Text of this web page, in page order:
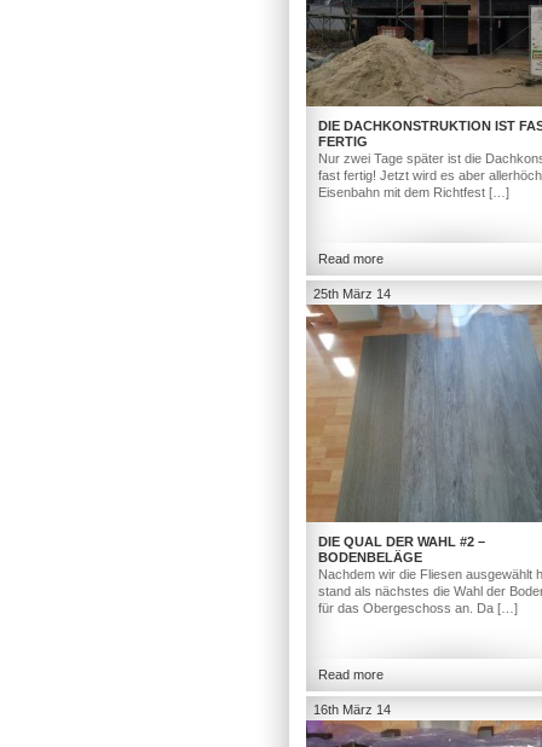
DIE DACHKONSTRUKTION IST
FERTIG
Nur zwei Tage später ist die
fast fertig! Jetzt wird es aber
Eisenbahn mit dem Richtfest […]
Read more
25th März 14
DIE QUAL DER WAHL #2 –
BODENBELÄGE
Nachdem wir die Fliesen ausgewählt
stand als nächstes die Wahl der
für das Obergeschoss an. Da […]
Read more
16th März 14